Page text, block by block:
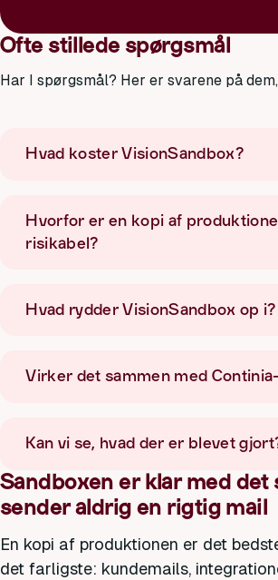
Ofte stillede spørgsmål
Har I spørgsmål? Her er svarene på
Hvad koster VisionSandbox?
Hvorfor er en kopi af
risikabel?
Hvad rydder VisionSandbox op i?
Virker det sammen med
Kan vi se, hvad der er blevet
Sandboxen er klar med det
sender aldrig en rigtig mail
En kopi af produktionen er det
det farligste: kundemails,